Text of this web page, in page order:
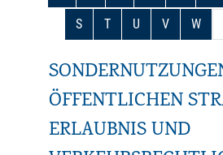
S T U V W
ÖFFENTLICHEN
RLAUBNIS UND V